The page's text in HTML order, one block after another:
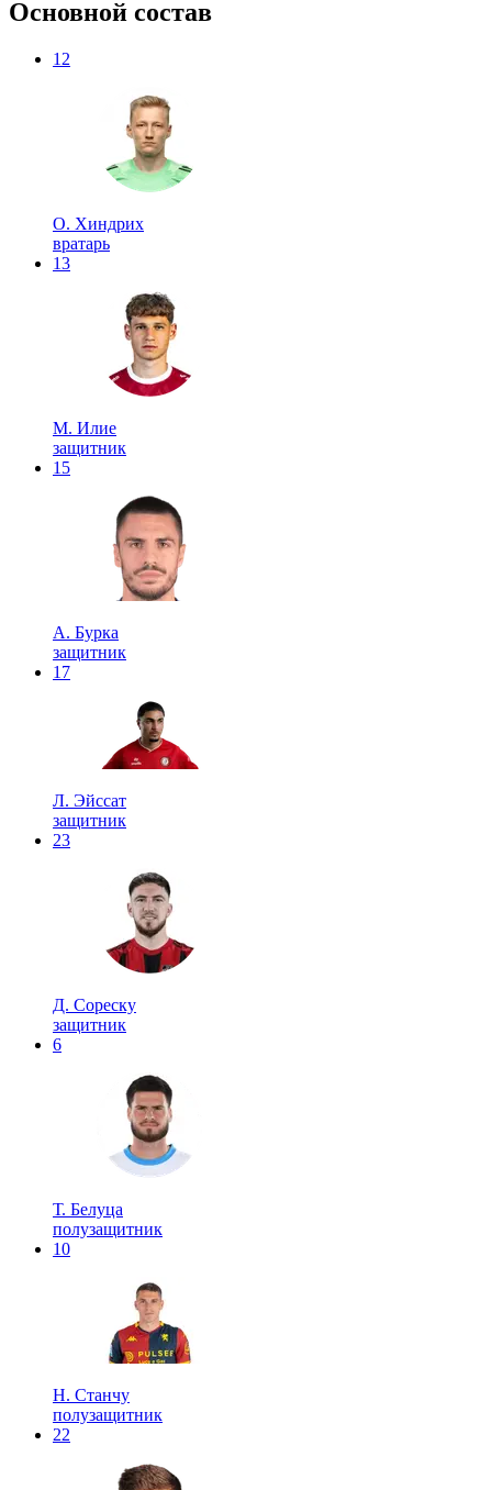
Основной состав
12
О. Хиндрих
вратарь
13
М. Илие
защитник
15
А. Бурка
защитник
17
Л. Эйссат
защитник
23
Д. Сореску
защитник
6
Т. Белуца
полузащитник
10
Н. Станчу
полузащитник
22